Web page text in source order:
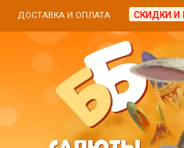
ДОСТАВКА И ОПЛАТА СКИДКИ И